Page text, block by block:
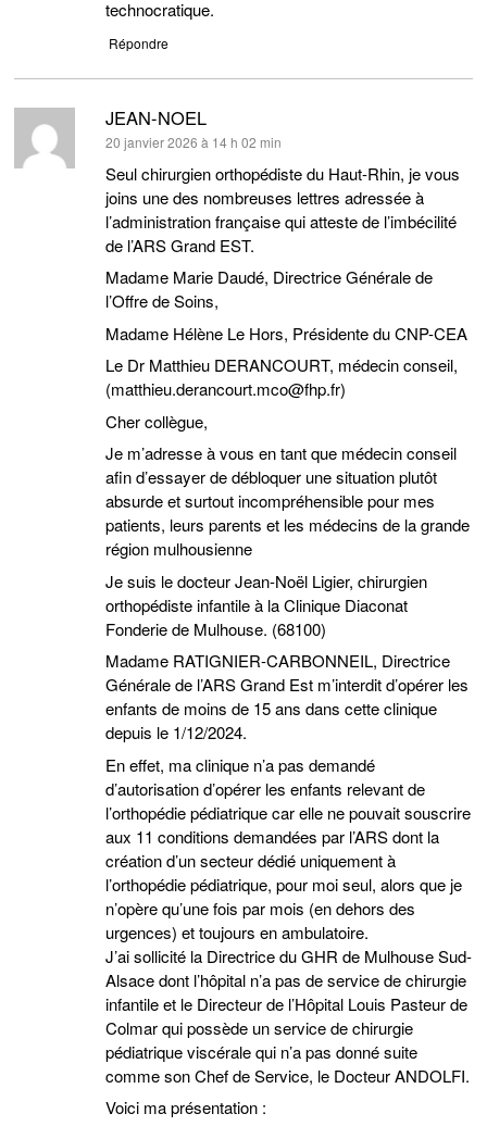
technocratique.
Répondre
JEAN-NOEL
dit :
20 janvier 2026 à 14 h 02 min
Seul chirurgien orthopédiste du Haut-Rhin, je vous
joins une des nombreuses lettres adressée à
l’administration française qui atteste de l’imbécilité
de l’ARS Grand EST.
Madame Marie Daudé, Directrice Générale de
l’Offre de Soins,
Madame Hélène Le Hors, Présidente du CNP-CEA
Le Dr Matthieu DERANCOURT, médecin conseil,
(matthieu.derancourt.mco@fhp.fr)
Cher collègue,
Je m’adresse à vous en tant que médecin conseil
afin d’essayer de débloquer une situation plutôt
absurde et surtout incompréhensible pour mes
patients, leurs parents et les médecins de la grande
région mulhousienne
Je suis le docteur Jean-Noël Ligier, chirurgien
orthopédiste infantile à la Clinique Diaconat
Fonderie de Mulhouse. (68100)
Madame RATIGNIER-CARBONNEIL, Directrice
Générale de l’ARS Grand Est m’interdit d’opérer les
enfants de moins de 15 ans dans cette clinique
depuis le 1/12/2024.
En effet, ma clinique n’a pas demandé
d’autorisation d’opérer les enfants relevant de
l’orthopédie pédiatrique car elle ne pouvait souscrire
aux 11 conditions demandées par l’ARS dont la
création d’un secteur dédié uniquement à
l’orthopédie pédiatrique, pour moi seul, alors que je
n’opère qu’une fois par mois (en dehors des
urgences) et toujours en ambulatoire.
J’ai sollicité la Directrice du GHR de Mulhouse Sud-
Alsace dont l’hôpital n’a pas de service de chirurgie
infantile et le Directeur de l’Hôpital Louis Pasteur de
Colmar qui possède un service de chirurgie
pédiatrique viscérale qui n’a pas donné suite
comme son Chef de Service, le Docteur ANDOLFI.
Voici ma présentation :